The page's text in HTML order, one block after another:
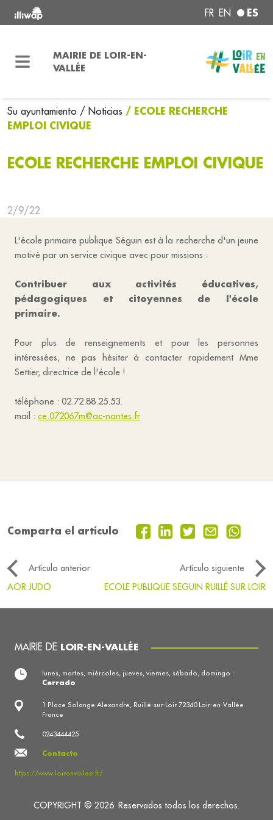
FR EN ES
MAIRIE DE LOIR-EN-
VALLÉE
Su ayuntamiento / Noticias / ECOLE RECHERCHE
EMPLOI CIVIQUE
ECOLE RECHERCHE EMPLOI CIVIQUE
2/9/22
L'école primaire publique Séguin est à la recherche d'un jeune
motivé par un service civique avec pour missions :
Contribuer aux activités éducatives,
pédagogiques et citoyennes de l'école
primaire.
Pour plus de renseignements et pour les personnes
intéressées, ne pas hésiter à contacter rapidement Mme
Settier, directrice de l'école !
téléphone : 02.72.88.25.53.
mail : ce.072067m@ac-nantes.fr
Comparta el artículo
Artículo anterior
Artículo siguiente
AOR JUDO
ECOLE PUBLIQUE SEGUIN RUILLÉ SUR LOIR
MAIRIE DE LOIR-EN-VALLÉE
1 Place Solange Alexandre, Ruillé-sur-Loir 72340 Loir-en-Vallée
France
0243444425
Contacto
https://www.loirenvallee.fr/
lunes, martes, miércoles, jueves, viernes, sábado, domingo :
Cerrado
COPYRIGHT © 2026. Reservados todos los derechos.